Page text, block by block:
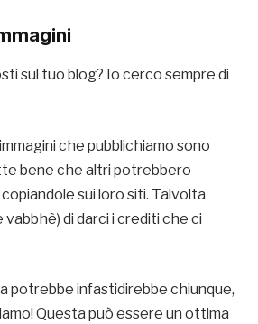
sul tuo blog? Io cerco sempre di
che pubblichiamo sono
bene che altri potrebbero
sui loro siti. Talvolta
di darci i crediti che ci
potrebbe infastidirebbe chiunque,
Questa può essere un ottima